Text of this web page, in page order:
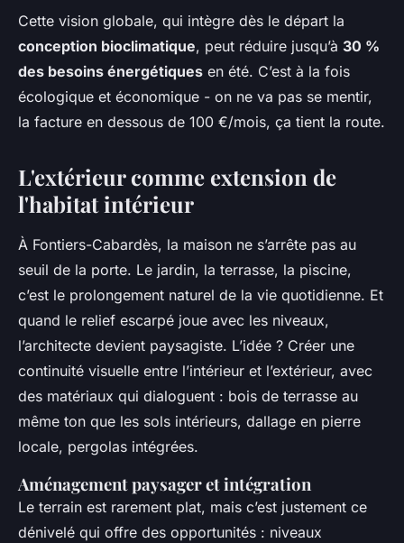
Cette vision globale, qui intègre dès le départ la
conception bioclimatique, peut réduire jusqu’à 30 %
des besoins énergétiques en été. C’est à la fois
écologique et économique - on ne va pas se mentir,
la facture en dessous de 100 €/mois, ça tient la route.
L'extérieur comme extension de
l'habitat intérieur
À Fontiers-Cabardès, la maison ne s’arrête pas au
seuil de la porte. Le jardin, la terrasse, la piscine,
c’est le prolongement naturel de la vie quotidienne. Et
quand le relief escarpé joue avec les niveaux,
l’architecte devient paysagiste. L’idée ? Créer une
continuité visuelle entre l’intérieur et l’extérieur, avec
des matériaux qui dialoguent : bois de terrasse au
même ton que les sols intérieurs, dallage en pierre
locale, pergolas intégrées.
Aménagement paysager et intégration
Le terrain est rarement plat, mais c’est justement ce
dénivelé qui offre des opportunités : niveaux